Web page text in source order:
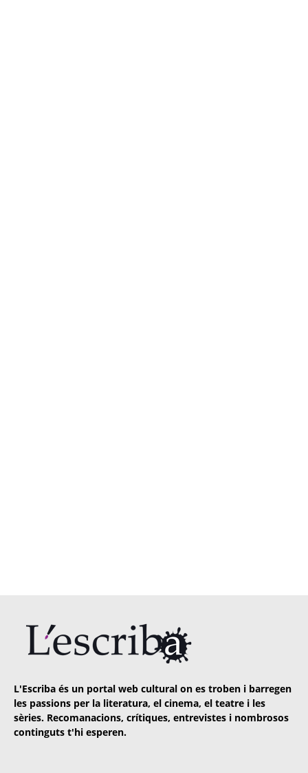
L'Escriba és un portal web cultural on es troben i barregen
les passions per la literatura, el cinema, el teatre i les
sèries. Recomanacions, crítiques, entrevistes i nombrosos
continguts t'hi esperen.